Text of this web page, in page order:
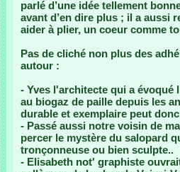
parlé d’une idée tellement
avant d’en dire plus ; il a aussi
aider à plier, un coeur comme
Pas de cliché non plus des
autour :
- Yves l'architecte qui a évoqué
au biogaz de paille depuis les
durable et exemplaire peut
- Passé aussi notre voisin de
percer le mystère du salopard
tronçonneuse ou bien sculpte..
- Elisabeth not' graphiste